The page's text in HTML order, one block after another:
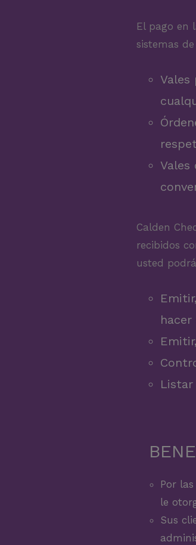
El pago en
sistemas
Calden
recibidos
usted
Listar
Por
le
Sus